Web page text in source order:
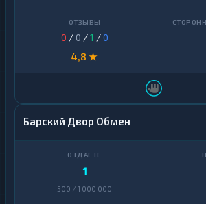
0 / 0 /1 /0
4,8 ★
Барский Двор Обмен
1
500 / 1 000 000